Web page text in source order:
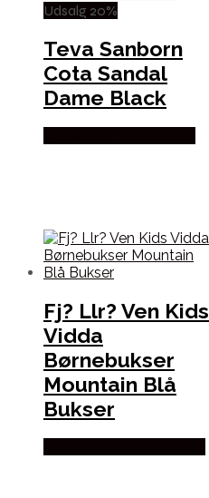
Udsalg 20%
Teva Sanborn
Cota Sandal
Dame Black
Fj? Llr? Ven Kids
Vidda
Børnebukser
Mountain Blå
Bukser